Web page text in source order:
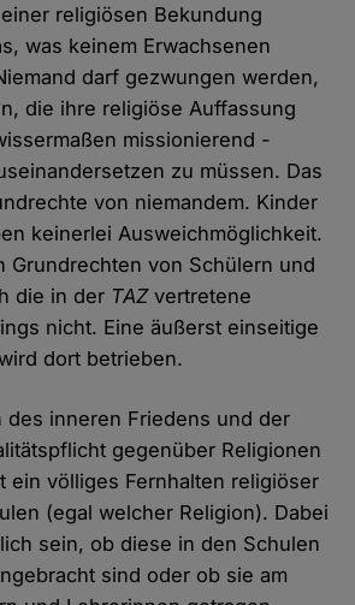
religiösen Bekundung
was keinem Erwachsenen
darf gezwungen werden,
die ihre religiöse Auffassung
missionierend -
zu müssen. Das
von niemandem. Kinder
keinerlei Ausweichmöglichkeit.
Grundrechten von Schülern und
die in der TAZvertretene
nicht. Eine äußerst einseitige
dort betrieben.
des inneren Friedens und der
gegenüber Religionen
ein völliges Fernhalten religiöser
(egal welcher Religion). Dabei
sein, ob diese in den Schulen
sind oder ob sie am